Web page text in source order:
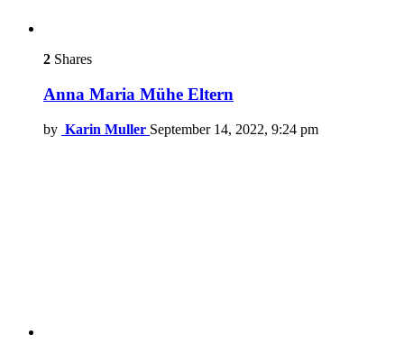
2 Shares
Anna Maria Mühe Eltern
by Karin Muller September 14, 2022, 9:24 pm